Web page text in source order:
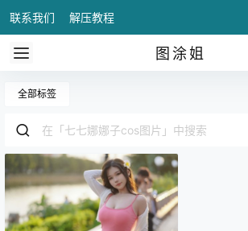
联系我们 解压教程
图涂姐
全部标签